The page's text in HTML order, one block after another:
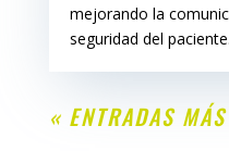
mejorando la
seguridad del paciente.
« ENTRADAS